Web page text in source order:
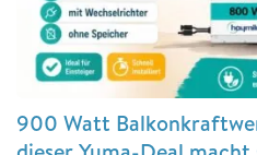
900 Watt